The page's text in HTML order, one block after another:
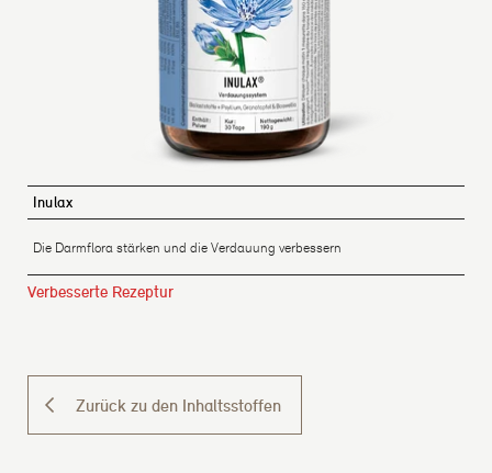
Inulax
Die Darmflora stärken und die Verdauung verbessern
Verbesserte Rezeptur
Zurück zu den Inhaltsstoffen